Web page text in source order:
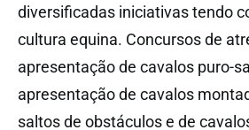
diversificadas iniciativas tendo
cultura equina. Concursos de
apresentação de cavalos puro-
apresentação de cavalos
saltos de obstáculos e de